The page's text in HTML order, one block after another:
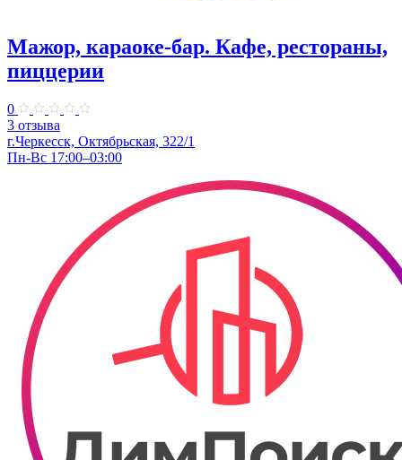
Мажор, караоке-бар. Кафе, рестораны,
пиццерии
0
3 отзыва
г.Черкесск, Октябрьская, 322/1
Пн-Вс 17:00–03:00